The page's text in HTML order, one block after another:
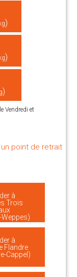
)
)
)
Vendredi et
point de retrait
à
Trois
Weppes)
à
Flandre
Cappel)